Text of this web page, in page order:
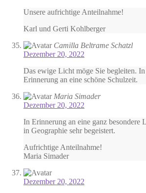
Unsere aufrichtige Anteilnahme!
Karl und Gerti Kohlberger
Camilla Beltrame Schatzl
Dezember 20, 2022
Das ewige Licht möge Sie begleiten.
Erinnerung an eine schöne Schulzeit.
Maria Simader
Dezember 20, 2022
In Erinnerung an eine ganz besondere
in Geographie sehr begeistert.
Aufrichtige Anteilnahme!
Maria Simader
Dezember 20, 2022